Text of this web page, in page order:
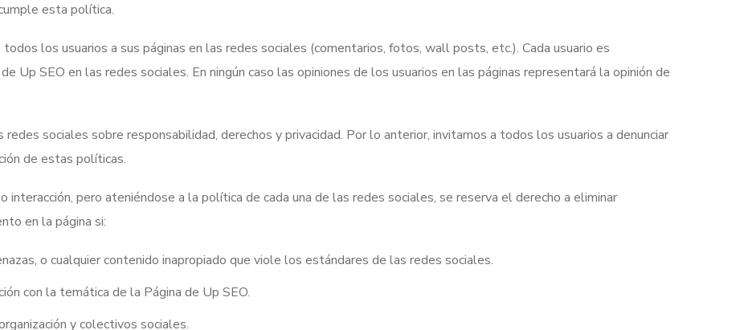
esta política.
los usuarios a sus páginas en las redes sociales (comentarios, fotos, wall posts, etc.). Cada usuario es
Up SEO en las redes sociales. En ningún caso las opiniones de los usuarios en las páginas representará la opinión de
sociales sobre responsabilidad, derechos y privacidad. Por lo anterior, invitamos a todos los usuarios a denunciar
de estas políticas.
interacción, pero ateniéndose a la política de cada una de las redes sociales, se reserva el derecho a eliminar
en la página si:
o cualquier contenido inapropiado que viole los estándares de las redes sociales.
con la temática de la Página de Up SEO.
y colectivos sociales.